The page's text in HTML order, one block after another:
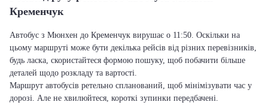
Кременчук
Автобус з Мюнхен до Кременчук вирушає о 11:50. Оскільки на
цьому маршруті може бути декілька рейсів від різних перевізників,
будь ласка, скористайтеся формою пошуку, щоб побачити більше
деталей щодо розкладу та вартості.
Маршрут автобусів ретельно спланований, щоб мінімізувати час у
дорозі. Але не хвилюйтеся, короткі зупинки передбачені.